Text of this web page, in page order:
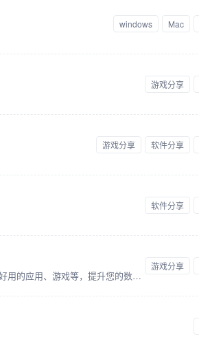
windows Mac
游戏分享
游戏分享 软件分享
软件分享
我们致力于为用户推荐优质、实用、小众的移动设备资源，在这里发现好用的应用、游戏等，提升您的数字生活体验。
游戏分享